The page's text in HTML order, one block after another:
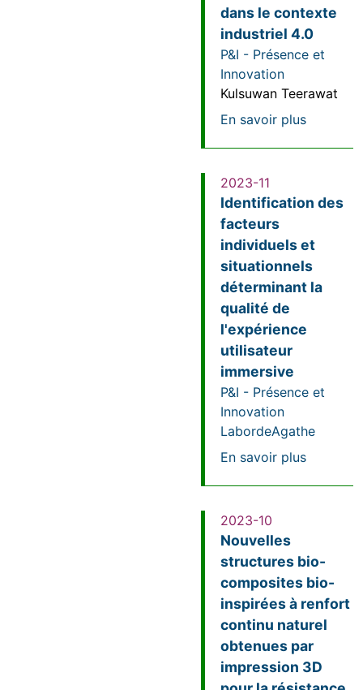
dans le contexte
industriel 4.0
P&I - Présence et
Innovation
Kulsuwan Teerawat
En savoir plussur
2023-11
Identification des
facteurs
individuels et
situationnels
déterminant la
qualité de
l'expérience
utilisateur
immersive
P&I - Présence et
Innovation
LabordeAgathe
En savoir plussur
2023-10
Nouvelles
structures bio-
composites bio-
inspirées à renfort
continu naturel
obtenues par
impression 3D